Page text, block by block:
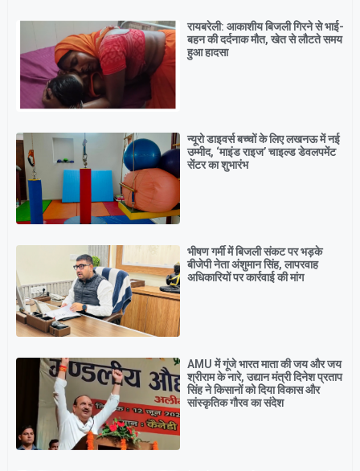
रायबरेली: आकाशीय बिजली गिरने से भाई-
बहन की दर्दनाक मौत, खेत से लौटते समय
हुआ हादसा
न्यूरो डाइवर्स बच्चों के लिए लखनऊ में नई
उम्मीद, ‘माइंड राइज’ चाइल्ड डेवलपमेंट
सेंटर का शुभारंभ
भीषण गर्मी में बिजली संकट पर भड़के
बीजेपी नेता अंशुमान सिंह, लापरवाह
अधिकारियों पर कार्रवाई की मांग
AMU में गूंजे भारत माता की जय और जय
श्रीराम के नारे, उद्यान मंत्री दिनेश प्रताप
सिंह ने किसानों को दिया विकास और
सांस्कृतिक गौरव का संदेश